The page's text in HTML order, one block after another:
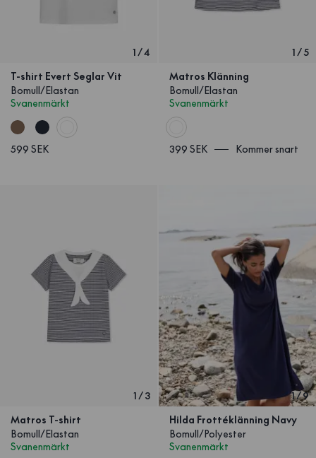
1/4
T-shirt Evert Seglar Vit
Bomull/Elastan
Svanenmärkt
599 SEK
1/5
Matros Klänning
Bomull/Elastan
Svanenmärkt
399 SEK Kommer snart
1 /3
Matros T-shirt
Bomull/Elastan
Svanenmärkt
1/9
Hilda Frottéklänning Navy
Bomull/Polyester
Svanenmärkt